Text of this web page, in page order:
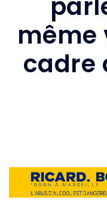
même
cadre